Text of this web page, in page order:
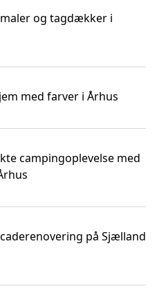
og tagdækker i
med farver i Århus
campingoplevelse med
på Sjælland